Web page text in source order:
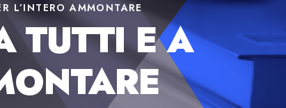
L’INTERO AMMONTARE
TUTTI E A